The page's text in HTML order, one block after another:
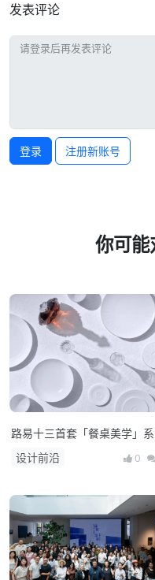
发表评论
登录 注册新账号
你可能
路易十三首套「餐桌美学」系
正式揭晓
设计前沿 0